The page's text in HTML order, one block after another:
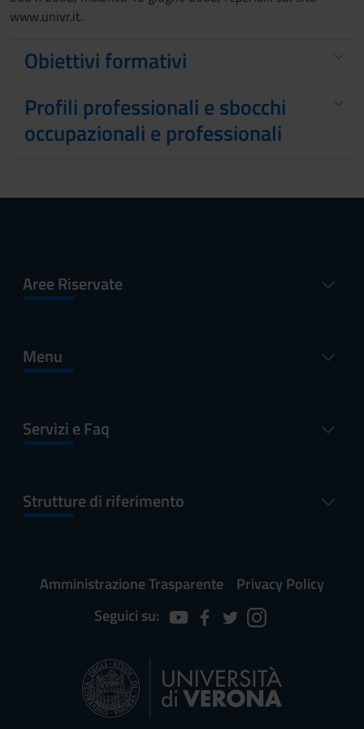
www.univr.it.
Obiettivi formativi
Profili professionali e sbocchi
occupazionali e professionali
Aree Riservate
Menu
Servizi e Faq
Strutture di riferimento
Amministrazione Trasparente
Privacy Policy
Seguici su: